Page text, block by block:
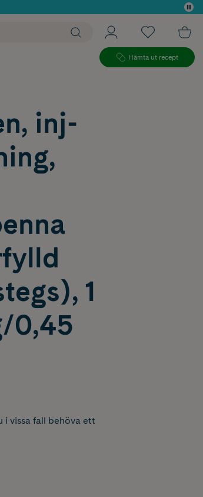
Hämta ut recept
inj-
1
0,45
i vissa fall behöva ett